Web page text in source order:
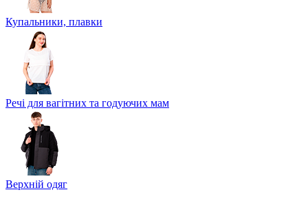
Купальники, плавки
Речі для вагітних та годуючих мам
Верхній одяг